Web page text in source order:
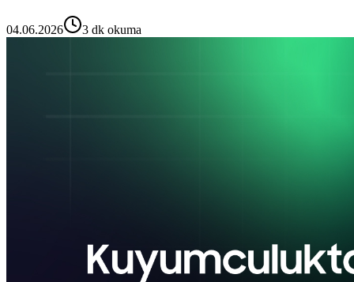
04.06.2026 3 dk okuma